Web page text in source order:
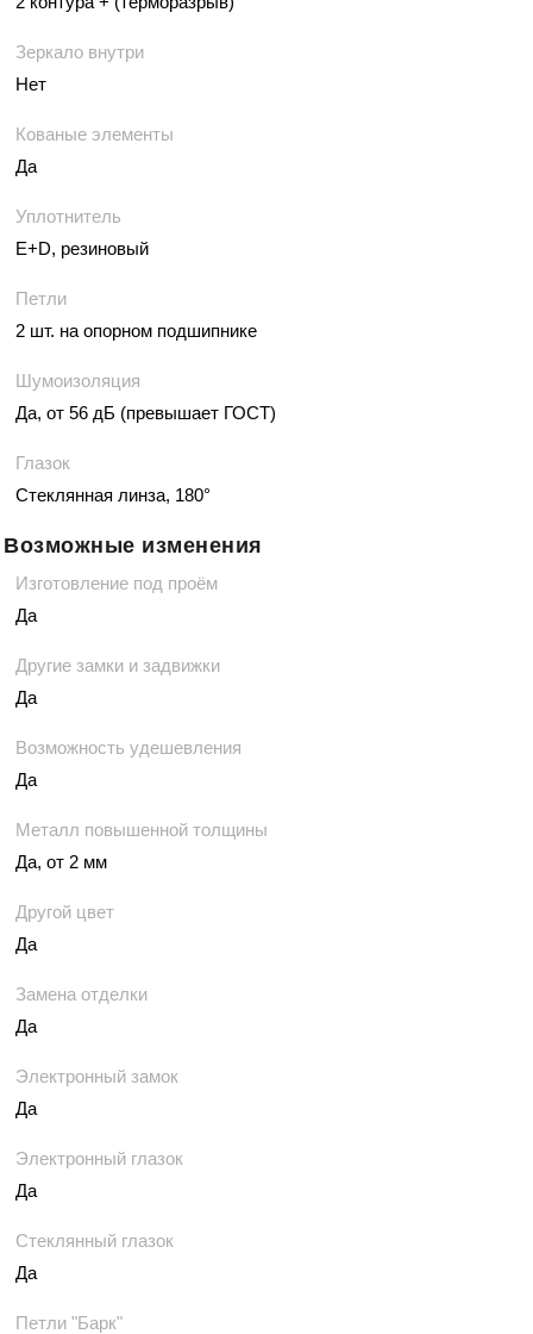
Зеркало внутри
Нет
Кованые элементы
Да
Уплотнитель
E+D, резиновый
Петли
2 шт. на опорном подшипнике
Шумоизоляция
Да, от 56 дБ (превышает ГОСТ)
Глазок
Стеклянная линза, 180°
Возможные изменения
Изготовление под проём
Да
Другие замки и задвижки
Да
Возможность удешевления
Да
Металл повышенной толщины
Да, от 2 мм
Другой цвет
Да
Замена отделки
Да
Электронный замок
Да
Электронный глазок
Да
Стеклянный глазок
Да
Петли "Барк"